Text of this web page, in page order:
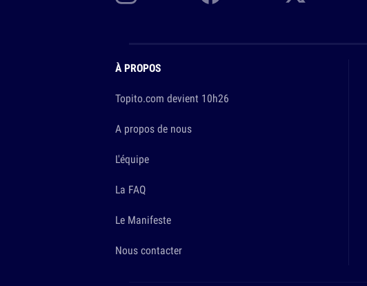
À PROPOS
Topito.com devient 10h26
A propos de nous
L'équipe
La FAQ
Le Manifeste
Nous contacter